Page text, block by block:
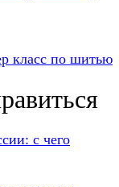
класс по шитью
с чего